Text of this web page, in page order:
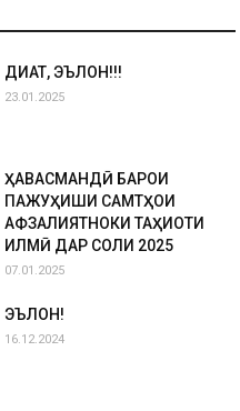
ДИҚҚАТ, ЭЪЛОН!!!
23.01.2025
ҲАВАСМАНДӢ БАРОИ
ПАЖУҲИШИ САМТҲОИ
АФЗАЛИЯТНОКИ ТАҲҚИҚОТИ
ИЛМӢ ДАР СОЛИ 2025
07.01.2025
ЭЪЛОН!
16.12.2024